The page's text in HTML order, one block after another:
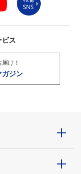
ビス
け！
ガジン